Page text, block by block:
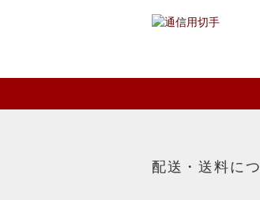
配送・送料に